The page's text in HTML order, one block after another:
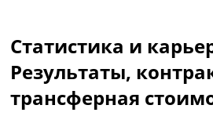
Чемпионат Мира
Украина. Премьер-
Украина. Первая Лига
Лига Чемпионов
Статистика и
Результаты,
трансферная